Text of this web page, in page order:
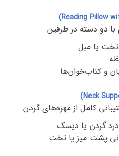
(Reading Pillow
با دو دسته در طرفین
تخت یا مبل
و کتاب‌خوان‌ها
(Neck
کامل از مهره‌های گردن
درد گردن یا دیسک
پشت میز یا تخت